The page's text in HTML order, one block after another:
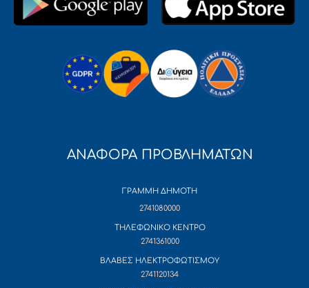
ΑΝΑΦΟΡΑ ΠΡΟΒΛΗΜΑΤΩΝ
ΓΡΑΜΜΗ ΔΗΜΟΤΗ
2741080000
ΤΗΛΕΦΩΝΙΚΟ ΚΕΝΤΡΟ
2741361000
ΒΛΑΒΕΣ ΗΛΕΚΤΡΟΦΩΤΙΣΜΟΥ
2741120134